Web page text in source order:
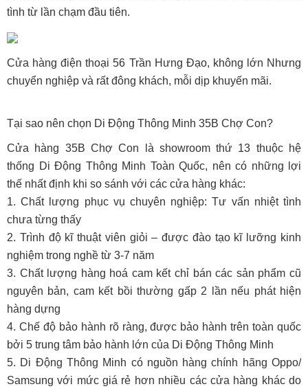
tình từ lần chạm đầu tiên.
Cửa hàng điện thoại 56 Trần Hưng Đạo, không lớn Nhưng
chuyển nghiệp và rất đông khách, mỗi dịp khuyến mãi.
Tại sao nên chọn Di Động Thông Minh 35B Chợ Con?
Cửa hàng 35B Chợ Con là showroom thứ 13 thuộc hệ
thống Di Động Thông Minh Toàn Quốc, nên có những lợi
thế nhất định khi so sánh với các cửa hàng khác:
1. Chất lượng phục vụ chuyên nghiệp: Tư vấn nhiệt tình
chưa từng thấy
2. Trình độ kĩ thuật viên giỏi – được đào tạo kĩ lưỡng kinh
nghiệm trong nghề từ 3-7 năm
3. Chất lượng hàng hoá cam kết chỉ bán các sản phẩm cũ
nguyên bản, cam kết bồi thường gấp 2 lần nếu phát hiện
hàng dựng
4. Chế độ bảo hành rõ ràng, được bảo hành trên toàn quốc
bởi 5 trung tâm bảo hành lớn của Di Động Thông Minh
5. Di Động Thông Minh có nguồn hàng chính hãng Oppo/
Samsung với mức giá rẻ hơn nhiều các cửa hàng khác do